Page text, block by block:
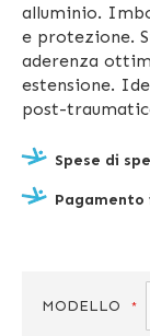
alluminio.
e protezione.
aderenza
estensione.
post-
Spese di
Pagamento
MODELLO